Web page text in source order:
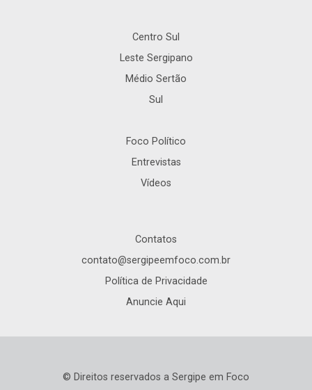
Centro Sul
Leste Sergipano
Médio Sertão
Sul
Foco Político
Entrevistas
Vídeos
Contatos
contato@sergipeemfoco.com.br
Política de Privacidade
Anuncie Aqui
© Direitos reservados a Sergipe em Foco